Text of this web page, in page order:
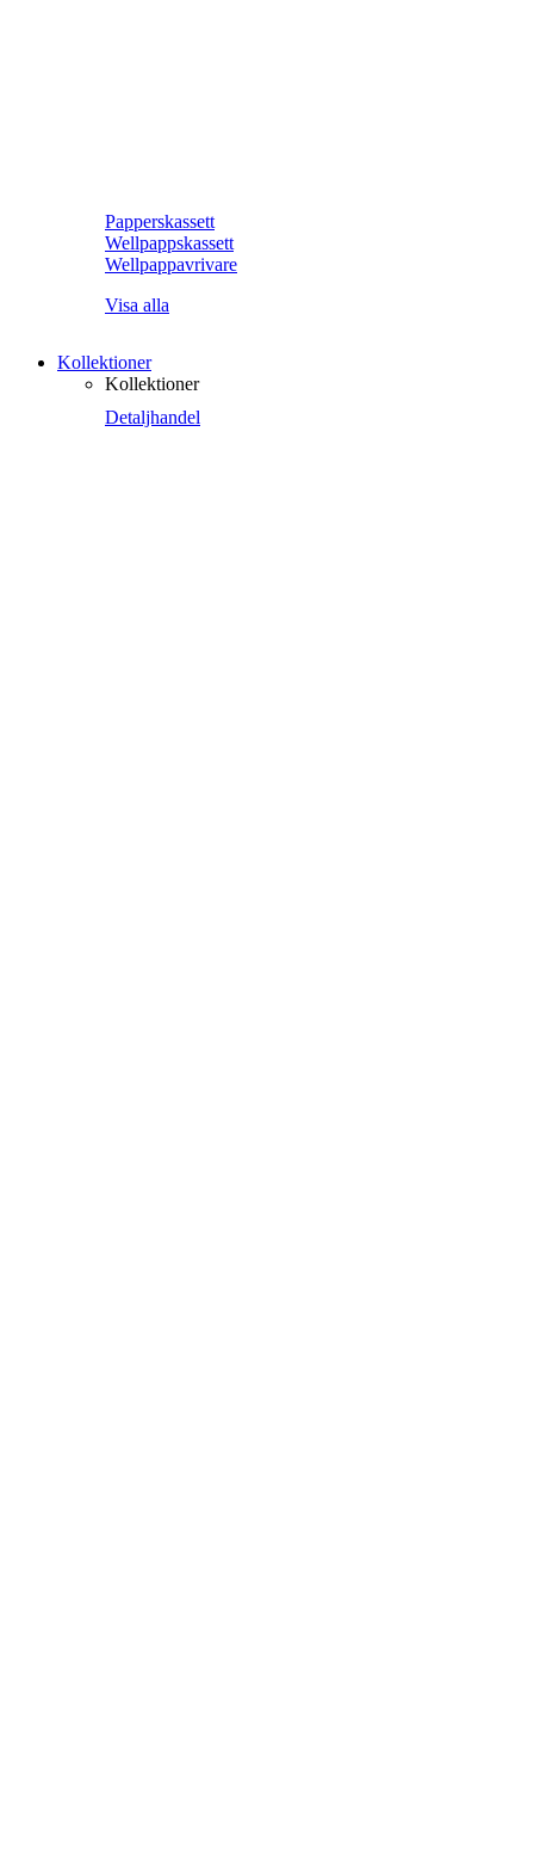
Papperskassett
Wellpappskassett
Wellpappavrivare
Visa alla
Kollektioner
Kollektioner
Detaljhandel